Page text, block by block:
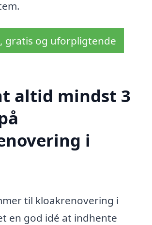
gratis og uforpligtende
altid mindst 3
i
til kloakrenovering i
en god idé at indhente